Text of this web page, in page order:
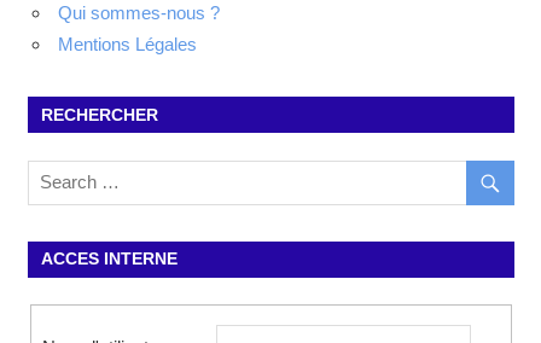
Qui sommes-nous ?
Mentions Légales
RECHERCHER
ACCES INTERNE